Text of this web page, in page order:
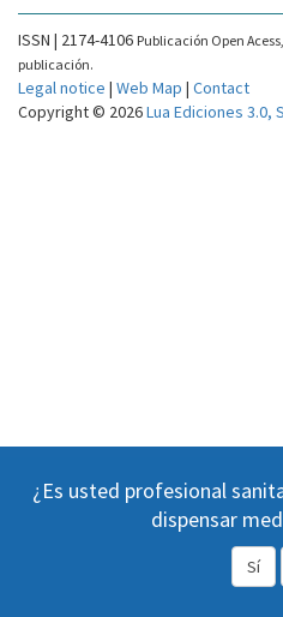
¿Es usted profesional
dispensar
Sí
ISSN | 2174-4106 Publicación Open
publicación.
Legal notice | Web Map | Contact
Copyright © 2026Lua Ediciones 3.0,